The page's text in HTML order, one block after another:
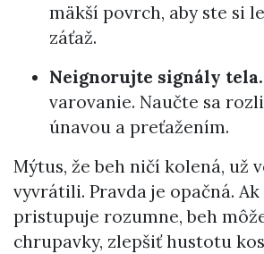
mäkší povrch, aby ste si
záťaž.
Neignorujte signály tela.
varovanie. Naučte sa
únavou a preťažením.
Mýtus, že beh ničí kolená, už
vyvrátili. Pravda je opačná. Ak
pristupuje rozumne, beh
chrupavky, zlepšiť hustotu